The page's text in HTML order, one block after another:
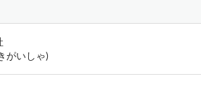
がいしゃ)